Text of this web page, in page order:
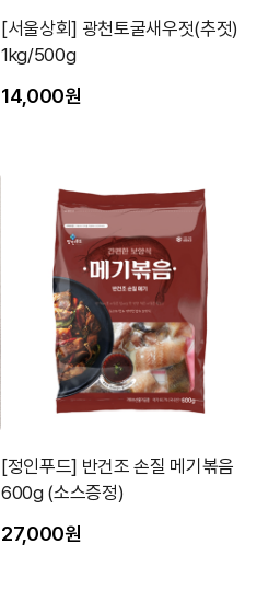
[서울상회] 광천토굴새우젓(추젓)
1kg/500g
14,000원
[정인푸드] 반건조 손질 메기볶음
600g (소스증정)
27,000원